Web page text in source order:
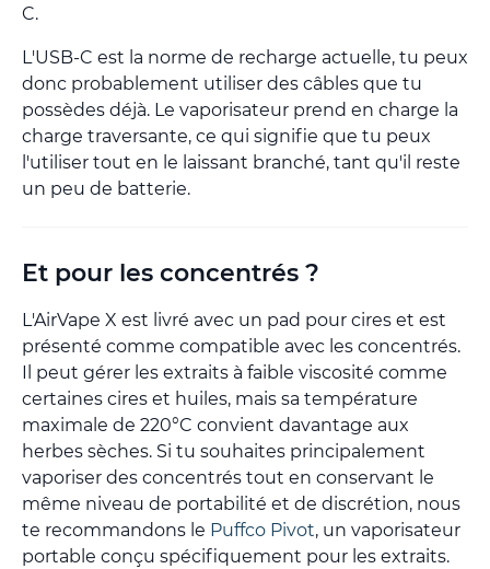
C.
L'USB-C est la norme de recharge actuelle, tu peux
donc probablement utiliser des câbles que tu
possèdes déjà. Le vaporisateur prend en charge la
charge traversante, ce qui signifie que tu peux
l'utiliser tout en le laissant branché, tant qu'il reste
un peu de batterie.
Et pour les concentrés ?
L'AirVape X est livré avec un pad pour cires et est
présenté comme compatible avec les concentrés.
Il peut gérer les extraits à faible viscosité comme
certaines cires et huiles, mais sa température
maximale de 220°C convient davantage aux
herbes sèches. Si tu souhaites principalement
vaporiser des concentrés tout en conservant le
même niveau de portabilité et de discrétion, nous
te recommandons le Puffco Pivot, un vaporisateur
portable conçu spécifiquement pour les extraits.